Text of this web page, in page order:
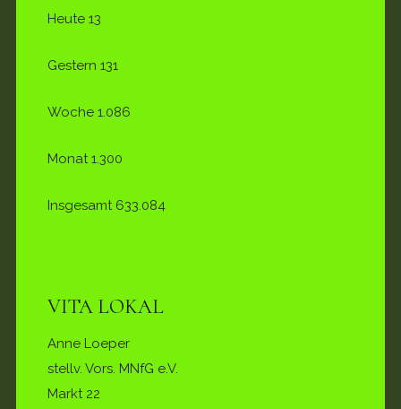
Heute 13
Gestern 131
Woche 1.086
Monat1.300
Insgesamt 633.084
VITA LOKAL
Anne Loeper
stellv. Vors. MNfG e.V.
Markt 22